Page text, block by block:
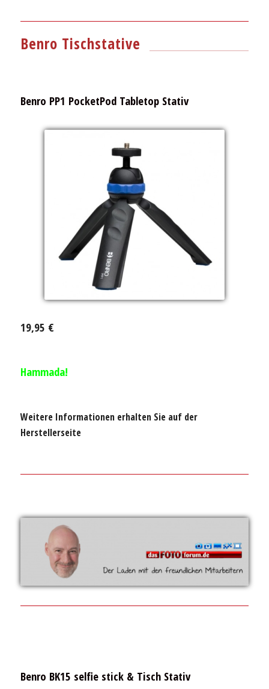
Benro Tischstative
Benro PP1 PocketPod Tabletop Stativ
19,95 €
Hammada!
Weitere Informationen erhalten Sie auf der
Herstellerseite
Benro BK15 selfie stick & Tisch Stativ